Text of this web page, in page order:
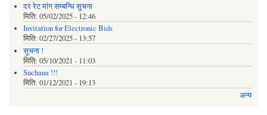
दर रेट मांग सम्बन्धि सुचना
मिति: 05/02/2025 - 12:46
Invitation for Electronic Bids
मिति: 02/27/2025 - 13:57
सूचना !
मिति: 05/10/2021 - 11:03
Suchana !!!
मिति: 01/12/2021 - 19:13
अन्य